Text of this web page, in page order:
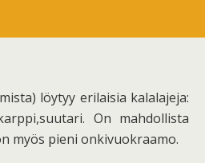
löytyy erilaisia kalalajeja:
On mahdollista
myös pieni onkivuokraamo.